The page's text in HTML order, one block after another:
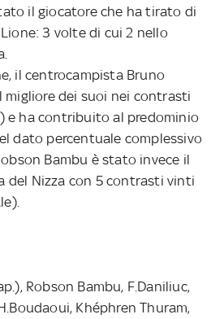
il giocatore che ha tirato di
3 volte di cui 2 nello
il centrocampista Bruno
migliore dei suoi nei contrasti
e ha contribuito al predominio
dato percentuale complessivo
Bambu è stato invece il
del Nizza con 5 contrasti vinti
Robson Bambu, F.Daniliuc,
Khéphren Thuram,